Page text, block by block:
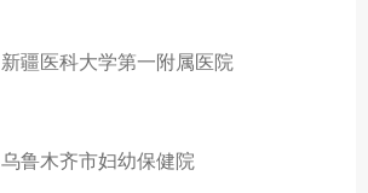
新疆医科大学第一附属医院
乌鲁木齐市妇幼保健院